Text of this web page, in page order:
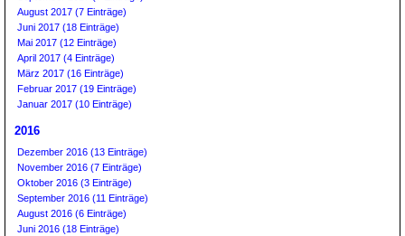
August 2017 (7 Einträge)
Juni 2017 (18 Einträge)
Mai 2017 (12 Einträge)
April 2017 (4 Einträge)
März 2017 (16 Einträge)
Februar 2017 (19 Einträge)
Januar 2017 (10 Einträge)
2016
Dezember 2016 (13 Einträge)
November 2016 (7 Einträge)
Oktober 2016 (3 Einträge)
September 2016 (11 Einträge)
August 2016 (6 Einträge)
Juni 2016 (18 Einträge)